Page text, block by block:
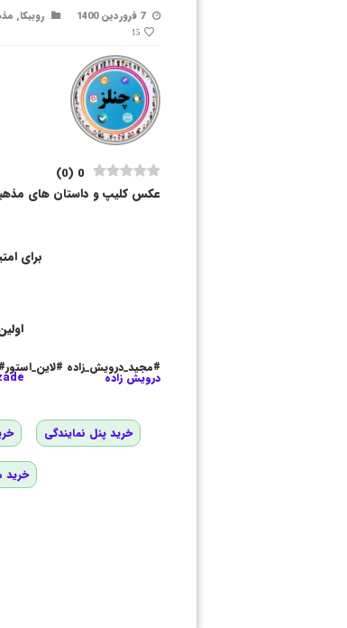
7 فروردین 1400 روبیکا,
15
0
(
0
)
عکس کلیپ و داستان های
برای
#مجید_درویش_زاده
درویش زاده
خرید پنل نمایندگی
خرید